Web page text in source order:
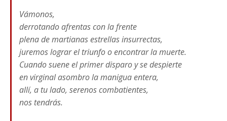
Vámonos,
derrotando afrentas con la frente
plena de martianas estrellas insurrectas,
juremos lograr el triunfo o encontrar la muerte.
Cuando suene el primer disparo y se despierte
en virginal asombro la manigua entera,
allí, a tu lado, serenos combatientes,
nos tendrás.